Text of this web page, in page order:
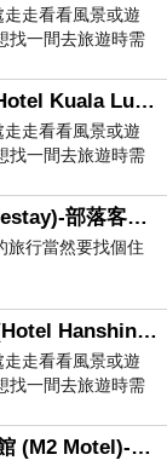
走看看風景或遊
找一間去旅遊時需
自助旅行訂房V飯店 (V Hotel Kuala Lumpur)-旅遊資訊
走看看風景或遊
找一間去旅遊時需
飯店優惠訂房松潭別墅 (Song Dam Homestay)-部落客推薦
旅行當然要找個住
蜜月旅行訂房阪神飯店 (Hotel Hanshin)-飯店比價
走看看風景或遊
找一間去旅遊時需
旅遊便宜訂房M2汽車旅館 (M2 Motel)-知名訂房網